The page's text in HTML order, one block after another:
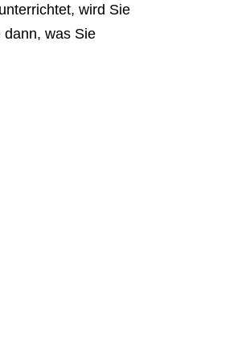
wird Sie
dann, was Sie